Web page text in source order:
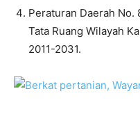
Peraturan Daerah No.
Tata Ruang Wilayah
2011-2031.